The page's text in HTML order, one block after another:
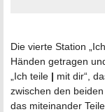
Die vierte Station
Händen getragen
„Ich teile | mit dir“,
zwischen den
das miteinander